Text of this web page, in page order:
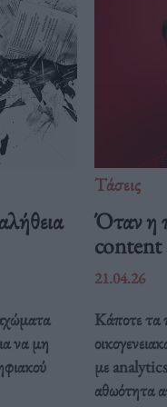
να μη
Τάσεις
Όταν η
content
21.04.26
Κάποτε τα
με
αθωότητα